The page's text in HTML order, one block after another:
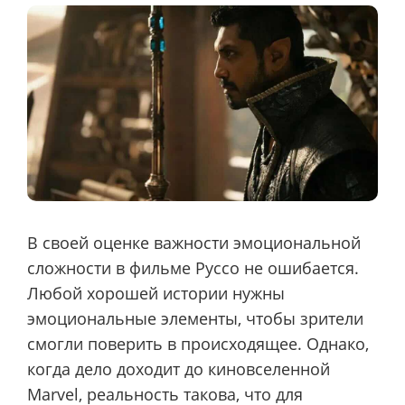
В своей оценке важности эмоциональной
сложности в фильме Руссо не ошибается.
Любой хорошей истории нужны
эмоциональные элементы, чтобы зрители
смогли поверить в происходящее. Однако,
когда дело доходит до киновселенной
Marvel, реальность такова, что для